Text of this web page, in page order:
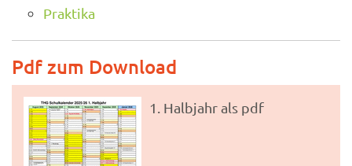
Praktika
Pdf zum Download
1. Halbjahr als pdf